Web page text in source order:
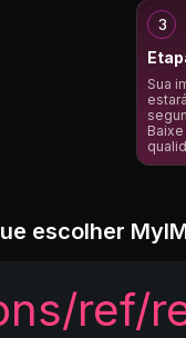
Sua
escolher
ref/